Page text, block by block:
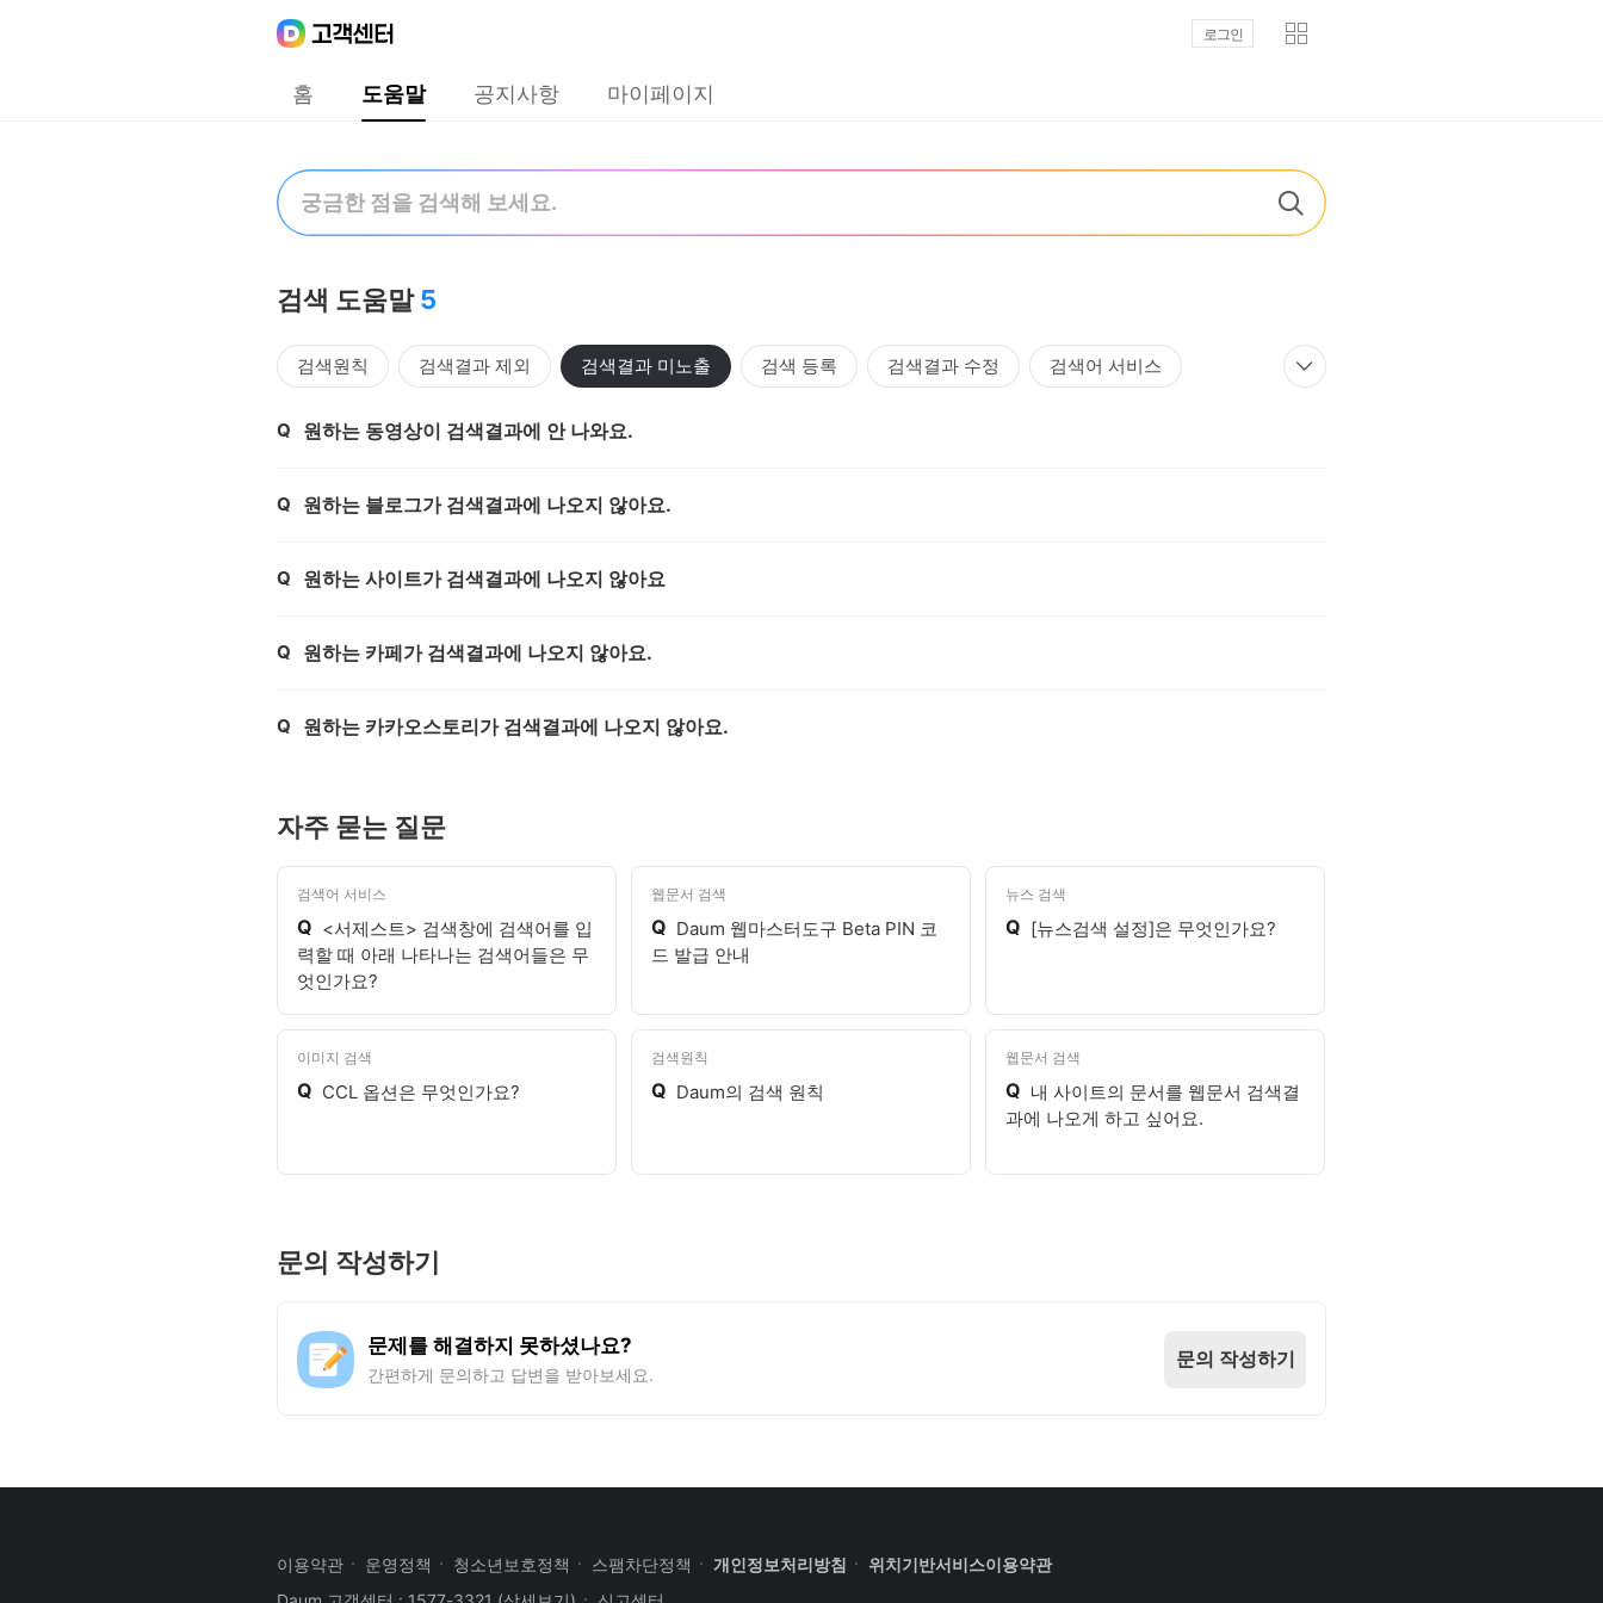
로그인
홈 도움말 공지사항 마이페이지
검색 도움말 5
검색원칙 검색결과 제외 검색결과 미노출 검색 등록 검색결과 수정 검색어 서비스
뉴스 검색 동영상 검색 블로그 검색
같이가치 검색 통합콘텐츠 검색
Q 원하는 동영상이 검색결과에 안 나와요.
Q 원하는 블로그가 검색결과에 나오지 않아요.
Q 원하는 사이트가 검색결과에 나오지 않아요
Q 원하는 카페가 검색결과에 나오지 않아요.
Q 원하는 카카오스토리가 검색결과에 나오지 않아요.
자주 묻는 질문
검색어 서비스
Q <서제스트> 검색창에 검색어를 입
력할 때 아래 나타나는 검색어들은 무
엇인가요?
웹문서 검색
Q Daum 웹마스터도구 Beta PIN 코
드 발급 안내
뉴스 검색
Q [뉴스검색 설정]은 무엇인가요?
이미지 검색
Q CCL 옵션은 무엇인가요?
검색원칙
Q Daum의 검색 원칙
웹문서 검색
Q 내 사이트의 문서를 웹문서 검색결
과에 나오게 하고 싶어요.
문의 작성하기
문제를 해결하지 못하셨나요?
간편하게 문의하고 답변을 받아보세요.
문의 작성하기
이용약관 운영정책 청소년보호정책 스팸차단정책 개인정보처리방침
위치기반서비스이용약관